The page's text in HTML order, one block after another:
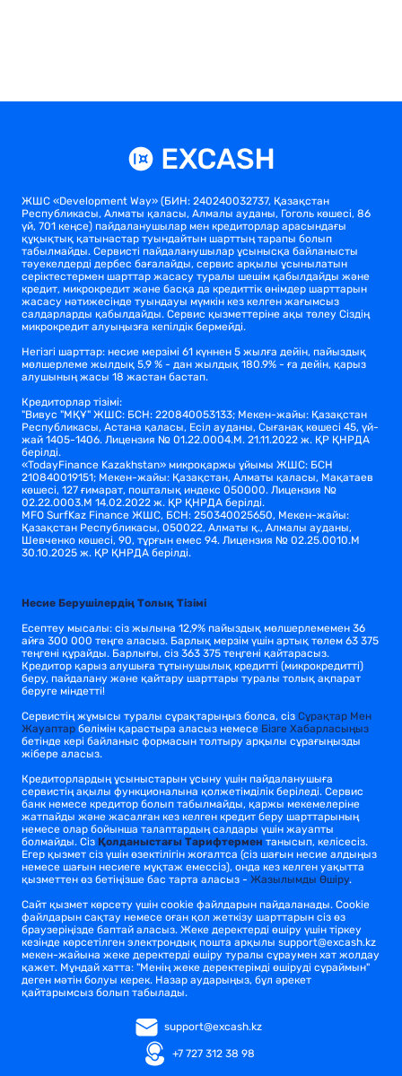
ЖШС «Development Way» (БИН: 240240032737, Қазақстан
Республикасы, Алматы қаласы, Алмалы ауданы, Гоголь көшесі, 86
үй, 701 кеңсе) пайдаланушылар мен кредиторлар арасындағы
құқықтық қатынастар туындайтын шарттың тарапы болып
табылмайды. Сервисті пайдаланушылар ұсынысқа байланысты
тәуекелдерді дербес бағалайды, сервис арқылы ұсынылатын
серіктестермен шарттар жасасу туралы шешім қабылдайды және
кредит, микрокредит және басқа да кредиттік өнімдер шарттарын
жасасу нәтижесінде туындауы мүмкін кез келген жағымсыз
салдарларды қабылдайды. Сервис қызметтеріне ақы төлеу Сіздің
микрокредит алуыңызға кепілдік бермейді.
Негізгі шарттар: несие мерзімі 61 күннен 5 жылға дейін, пайыздық
мөлшерлеме жылдық 5,9 % - дан жылдық 180.9% - ға дейін, қарыз
алушының жасы 18 жастан бастап.
Кредиторлар тізімі:
"Вивус "МҚҰ" ЖШС: БСН: 220840053133; Мекен-жайы: Қазақстан
Республикасы, Астана қаласы, Есіл ауданы, Сығанақ көшесі 45, үй-
жай 1405-1406. Лицензия № 01.22.0004.M. 21.11.2022 ж. ҚР ҚНРДА
берілді.
«TodayFinance Kazakhstan» микроқаржы ұйымы ЖШС: БСН
210840019151; Мекен-жайы: Қазақстан, Алматы қаласы, Мақатаев
көшесі, 127 ғимарат, пошталық индекс 050000. Лицензия №
02.22.0003.М 14.02.2022 ж. ҚР ҚНРДА берілді.
MFO SurfKaz Finance ЖШС, БСН: 250340025650, Мекен-жайы:
Қазақстан Республикасы, 050022, Алматы қ., Алмалы ауданы,
Шевченко көшесі, 90, тұрғын емес 94. Лицензия № 02.25.0010.М
30.10.2025 ж. ҚР ҚНРДА берілді.
Несие Берушілердің Толық Тізімі
Есептеу мысалы: сіз жылына 12,9% пайыздық мөлшерлемемен 36
айға 300 000 теңге аласыз. Барлық мерзім үшін артық төлем 63 375
теңгені құрайды. Барлығы, сіз 363 375 теңгені қайтарасыз.
Кредитор қарыз алушыға тұтынушылық кредитті (микрокредитті)
беру, пайдалану және қайтару шарттары туралы толық ақпарат
беруге міндетті!
Сервистің жұмысы туралы сұрақтарыңыз болса, сіз Сұрақтар Мен
Жауаптар бөлімін қарастыра аласыз немесе Бізге Хабарласыңыз
бетінде кері байланыс формасын толтыру арқылы сұрағыңызды
жібере аласыз.
Кредиторлардың ұсыныстарын ұсыну үшін пайдаланушыға
сервистің ақылы функционалына қолжетімділік беріледі. Сервис
банк немесе кредитор болып табылмайды, қаржы мекемелеріне
жатпайды және жасалған кез келген кредит беру шарттарының
немесе олар бойынша талаптардың салдары үшін жауапты
болмайды. Сіз Қолданыстағы Тарифтермен танысып, келісесіз.
Егер қызмет сіз үшін өзектілігін жоғалтса (сіз шағын несие алдыңыз
немесе шағын несиеге мұқтаж емессіз), онда кез келген уақытта
қызметтен өз бетіңізше бас тарта аласыз - Жазылымды Өшіру.
Сайт қызмет көрсету үшін cookie файлдарын пайдаланады. Cookie
файлдарын сақтау немесе оған қол жеткізу шарттарын сіз өз
браузеріңізде баптай аласыз. Жеке деректерді өшіру үшін тіркеу
кезінде көрсетілген электрондық пошта арқылы support@excash.kz
мекен-жайына жеке деректерді өшіру туралы сұраумен хат жолдау
қажет. Мұндай хатта: "Менің жеке деректерімді өшіруді сұраймын"
деген мәтін болуы керек. Назар аударыңыз, бұл әрекет
қайтарымсыз болып табылады.
support@excash.kz
+7 727 312 38 98